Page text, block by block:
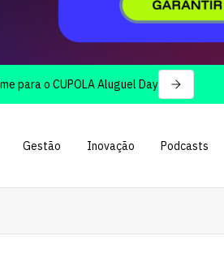
Aluguel Day
Gestão Inovação Podcasts